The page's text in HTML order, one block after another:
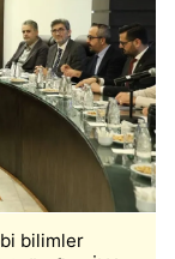
bilimler